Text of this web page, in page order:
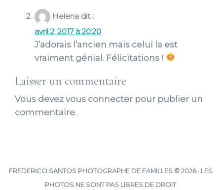
Helena dit :
avril 2, 2017 à 20:20
J’adorais l’ancien mais celui la est
vraiment génial. Félicitations !
Laisser un commentaire
Vous devez vous connecter pour publier un
commentaire.
FREDERICO SANTOS PHOTOGRAPHE DE FAMILLES © 2026 · LES
PHOTOS NE SONT PAS LIBRES DE DROIT